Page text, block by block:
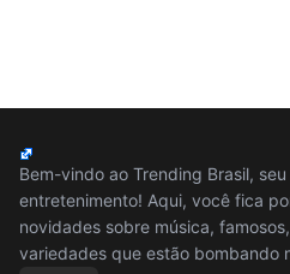
Bem-vindo ao Trending Brasil,
entretenimento! Aqui, você fica
novidades sobre música,
variedades que estão bombando